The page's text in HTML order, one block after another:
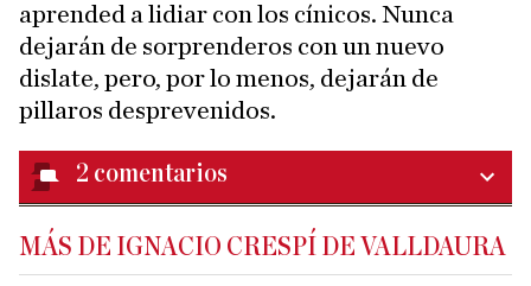
aprended a lidiar con los cínicos. Nunca
dejarán de sorprenderos con un nuevo
dislate, pero, por lo menos, dejarán de
pillaros desprevenidos.
2 comentarios
MÁS DE IGNACIO CRESPÍ DE VALLDAURA